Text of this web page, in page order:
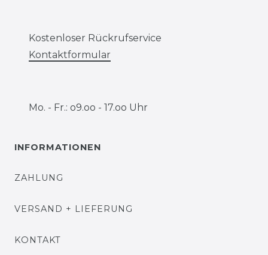
Kostenloser Rückrufservice
Kontaktformular
Mo. - Fr.: o9.oo - 17.oo Uhr
INFORMATIONEN
ZAHLUNG
VERSAND + LIEFERUNG
KONTAKT